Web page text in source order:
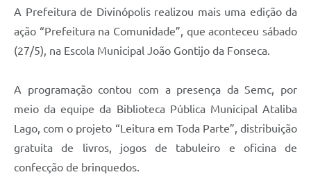
A Prefeitura de Divinópolis realizou mais uma edição da
ação “Prefeitura na Comunidade”, que aconteceu sábado
(27/5), na Escola Municipal João Gontijo da Fonseca.
A programação contou com a presença da Semc, por
meio da equipe da Biblioteca Pública Municipal Ataliba
Lago, com o projeto “Leitura em Toda Parte”, distribuição
gratuita de livros, jogos de tabuleiro e oficina de
confecção de brinquedos.